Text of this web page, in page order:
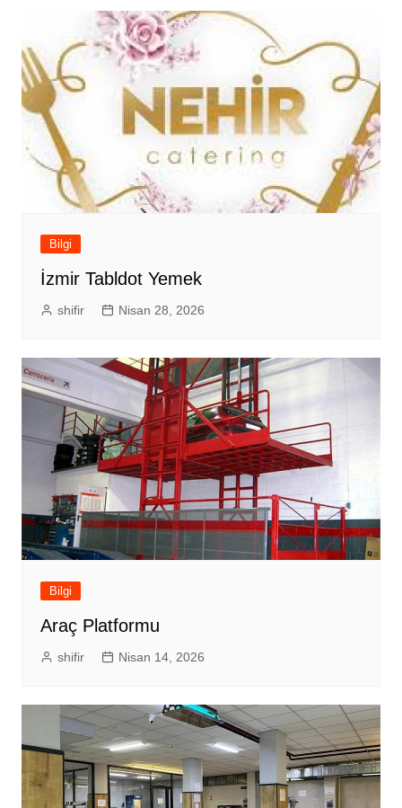
Bilgi
İzmir Tabldot Yemek
shifir Nisan 28, 2026
Bilgi
Araç Platformu
shifir Nisan 14, 2026